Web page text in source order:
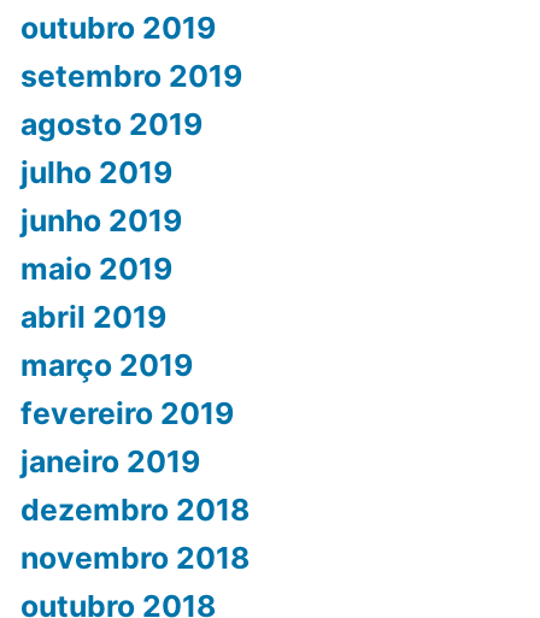
outubro 2019
setembro 2019
agosto 2019
julho 2019
junho 2019
maio 2019
abril 2019
março 2019
fevereiro 2019
janeiro 2019
dezembro 2018
novembro 2018
outubro 2018